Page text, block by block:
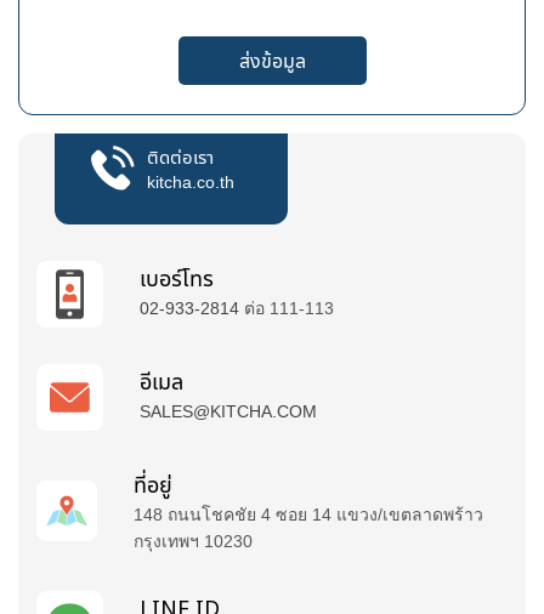
ส่งข้อมูล
ติดต่อเรา
kitcha.co.th
เบอร์โทร
02-933-2814 ต่อ 111-113
อีเมล
SALES@KITCHA.COM
ที่อยู่
148 ถนนโชคชัย 4 ซอย 14 แขวง/เขตลาดพร้าว
กรุงเทพฯ 10230
LINE ID